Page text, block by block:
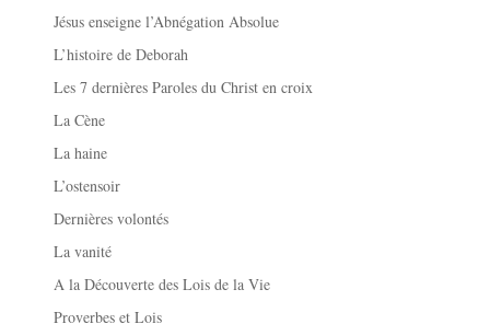
Jésus enseigne l’Abnégation Absolue
L’histoire de Deborah
Les 7 dernières Paroles du Christ en croix
La Cène
La haine
L’ostensoir
Dernières volontés
La vanité
A la Découverte des Lois de la Vie
Proverbes et Lois